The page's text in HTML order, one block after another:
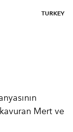
TURKEY
Mert ve